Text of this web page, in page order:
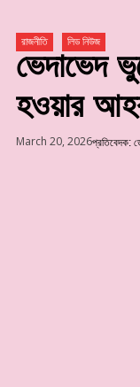
রাজনীতি লিড নিউজ
ভেদাভেদ
হওয়ার
March 20, 2026প্রতিবেদক: